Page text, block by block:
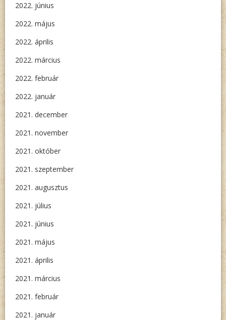
2022. június
2022. május
2022. április
2022. március
2022. február
2022. január
2021. december
2021. november
2021. október
2021. szeptember
2021. augusztus
2021. július
2021. június
2021. május
2021. április
2021. március
2021. február
2021. január